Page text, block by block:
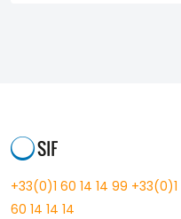
+33(0)1 60 14 14 99 +33(0)1
60 14 14 14